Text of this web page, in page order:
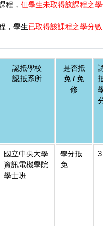
程， 但學生未取得該課程之學
，學生已取得該課程之學分數
認抵學校
認抵系所
是否抵
免 / 免
修
國立中央大學
資訊電機學院
學士班
學分抵
免
3